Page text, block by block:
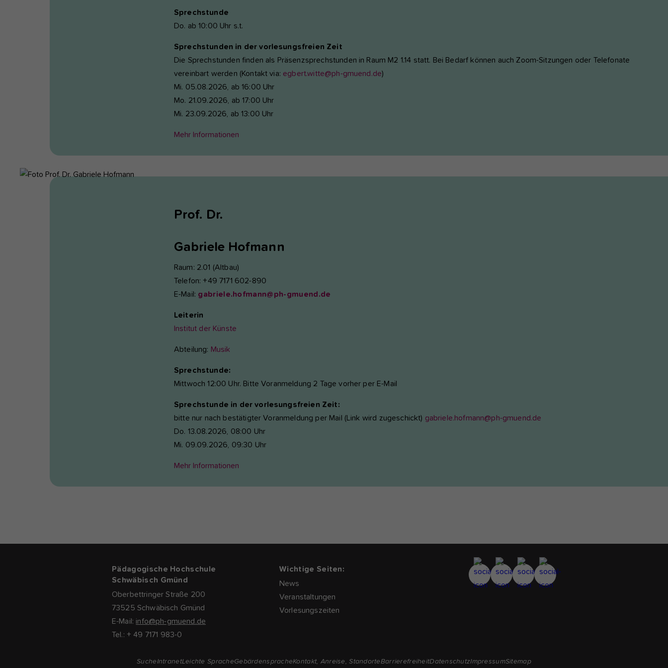
Sprechstunde
Do. ab 10:00 Uhr s.t.
Sprechstunden in der vorlesungsfreien Zeit
Die Sprechstunden finden als Präsenzsprechstunden in Raum M2 1.14 statt. Bei Bedarf können auch Zoom-Sitzungen oder Telefonate
vereinbart werden (Kontakt via: egbert.witte@ph-gmuend.de)
Mi. 05.08.2026, ab 16:00 Uhr
Mo. 21.09.2026, ab 17:00 Uhr
Mi. 23.09.2026, ab 13:00 Uhr
Mehr Informationen
Prof. Dr.
Gabriele Hofmann
Raum: 2.01 (Altbau)
Telefon: +49 7171 602-890
E-Mail: gabriele.hofmann@ph-gmuend.de
Leiterin
Institut der Künste
Abteilung: Musik
Sprechstunde:
Mittwoch 12:00 Uhr. Bitte Voranmeldung 2 Tage vorher per E-Mail
Sprechstunde in der vorlesungsfreien Zeit:
bitte nur nach bestätigter Voranmeldung per Mail (Link wird zugeschickt) gabriele.hofmann@ph-gmuend.de
Do. 13.08.2026, 08:00 Uhr
Mi. 09.09.2026, 09:30 Uhr
Mehr Informationen
Pädagogische Hochschule
Schwäbisch Gmünd
Oberbettringer Straße 200
73525 Schwäbisch Gmünd
E-Mail: info@ph-gmuend.de
Tel.: + 49 7171 983-0
Wichtige Seiten:
News
Veranstaltungen
Vorlesungszeiten
SucheIntranetLeichte SpracheGebärdenspracheKontakt, Anreise, StandorteBarrierefreiheitDatenschutzImpressumSitemap